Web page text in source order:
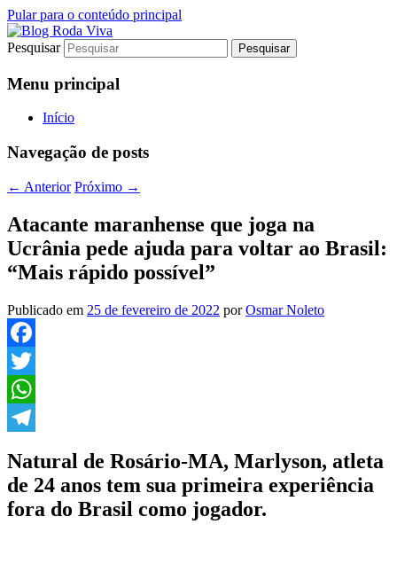
Pular para o conteúdo principal
Blog Roda Viva
Jornalismo sério comprometido com a
verdade
Pesquisar
Menu principal
Início
Navegação de posts
← Anterior Próximo →
Atacante maranhense que joga na
Ucrânia pede ajuda para voltar ao Brasil:
“Mais rápido possível”
Publicado em 25 de fevereiro de 2022 porOsmar Noleto
Facebook
Twitter
WhatsApp
Natural de Rosário-MA, Marlyson, atleta
de 24 anos tem sua primeira experiência
fora do Brasil como jogador.